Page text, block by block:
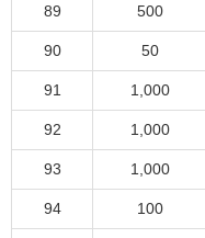
89 500
90 50
91 1,000
92 1,000
93 1,000
94 100